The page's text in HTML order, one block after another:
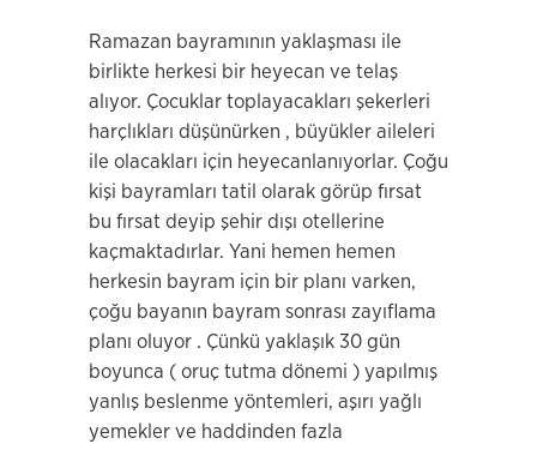
Ramazan bayramının yaklaşması ile
birlikte herkesi bir heyecan ve telaş
alıyor. Çocuklar toplayacakları şekerleri
harçlıkları düşünürken , büyükler aileleri
ile olacakları için heyecanlanıyorlar. Çoğu
kişi bayramları tatil olarak görüp fırsat
bu fırsat deyip şehir dışı otellerine
kaçmaktadırlar. Yani hemen hemen
herkesin bayram için bir planı varken,
çoğu bayanın bayram sonrası zayıflama
planı oluyor . Çünkü yaklaşık 30 gün
boyunca ( oruç tutma dönemi ) yapılmış
yanlış beslenme yöntemleri, aşırı yağlı
yemekler ve haddinden fazla